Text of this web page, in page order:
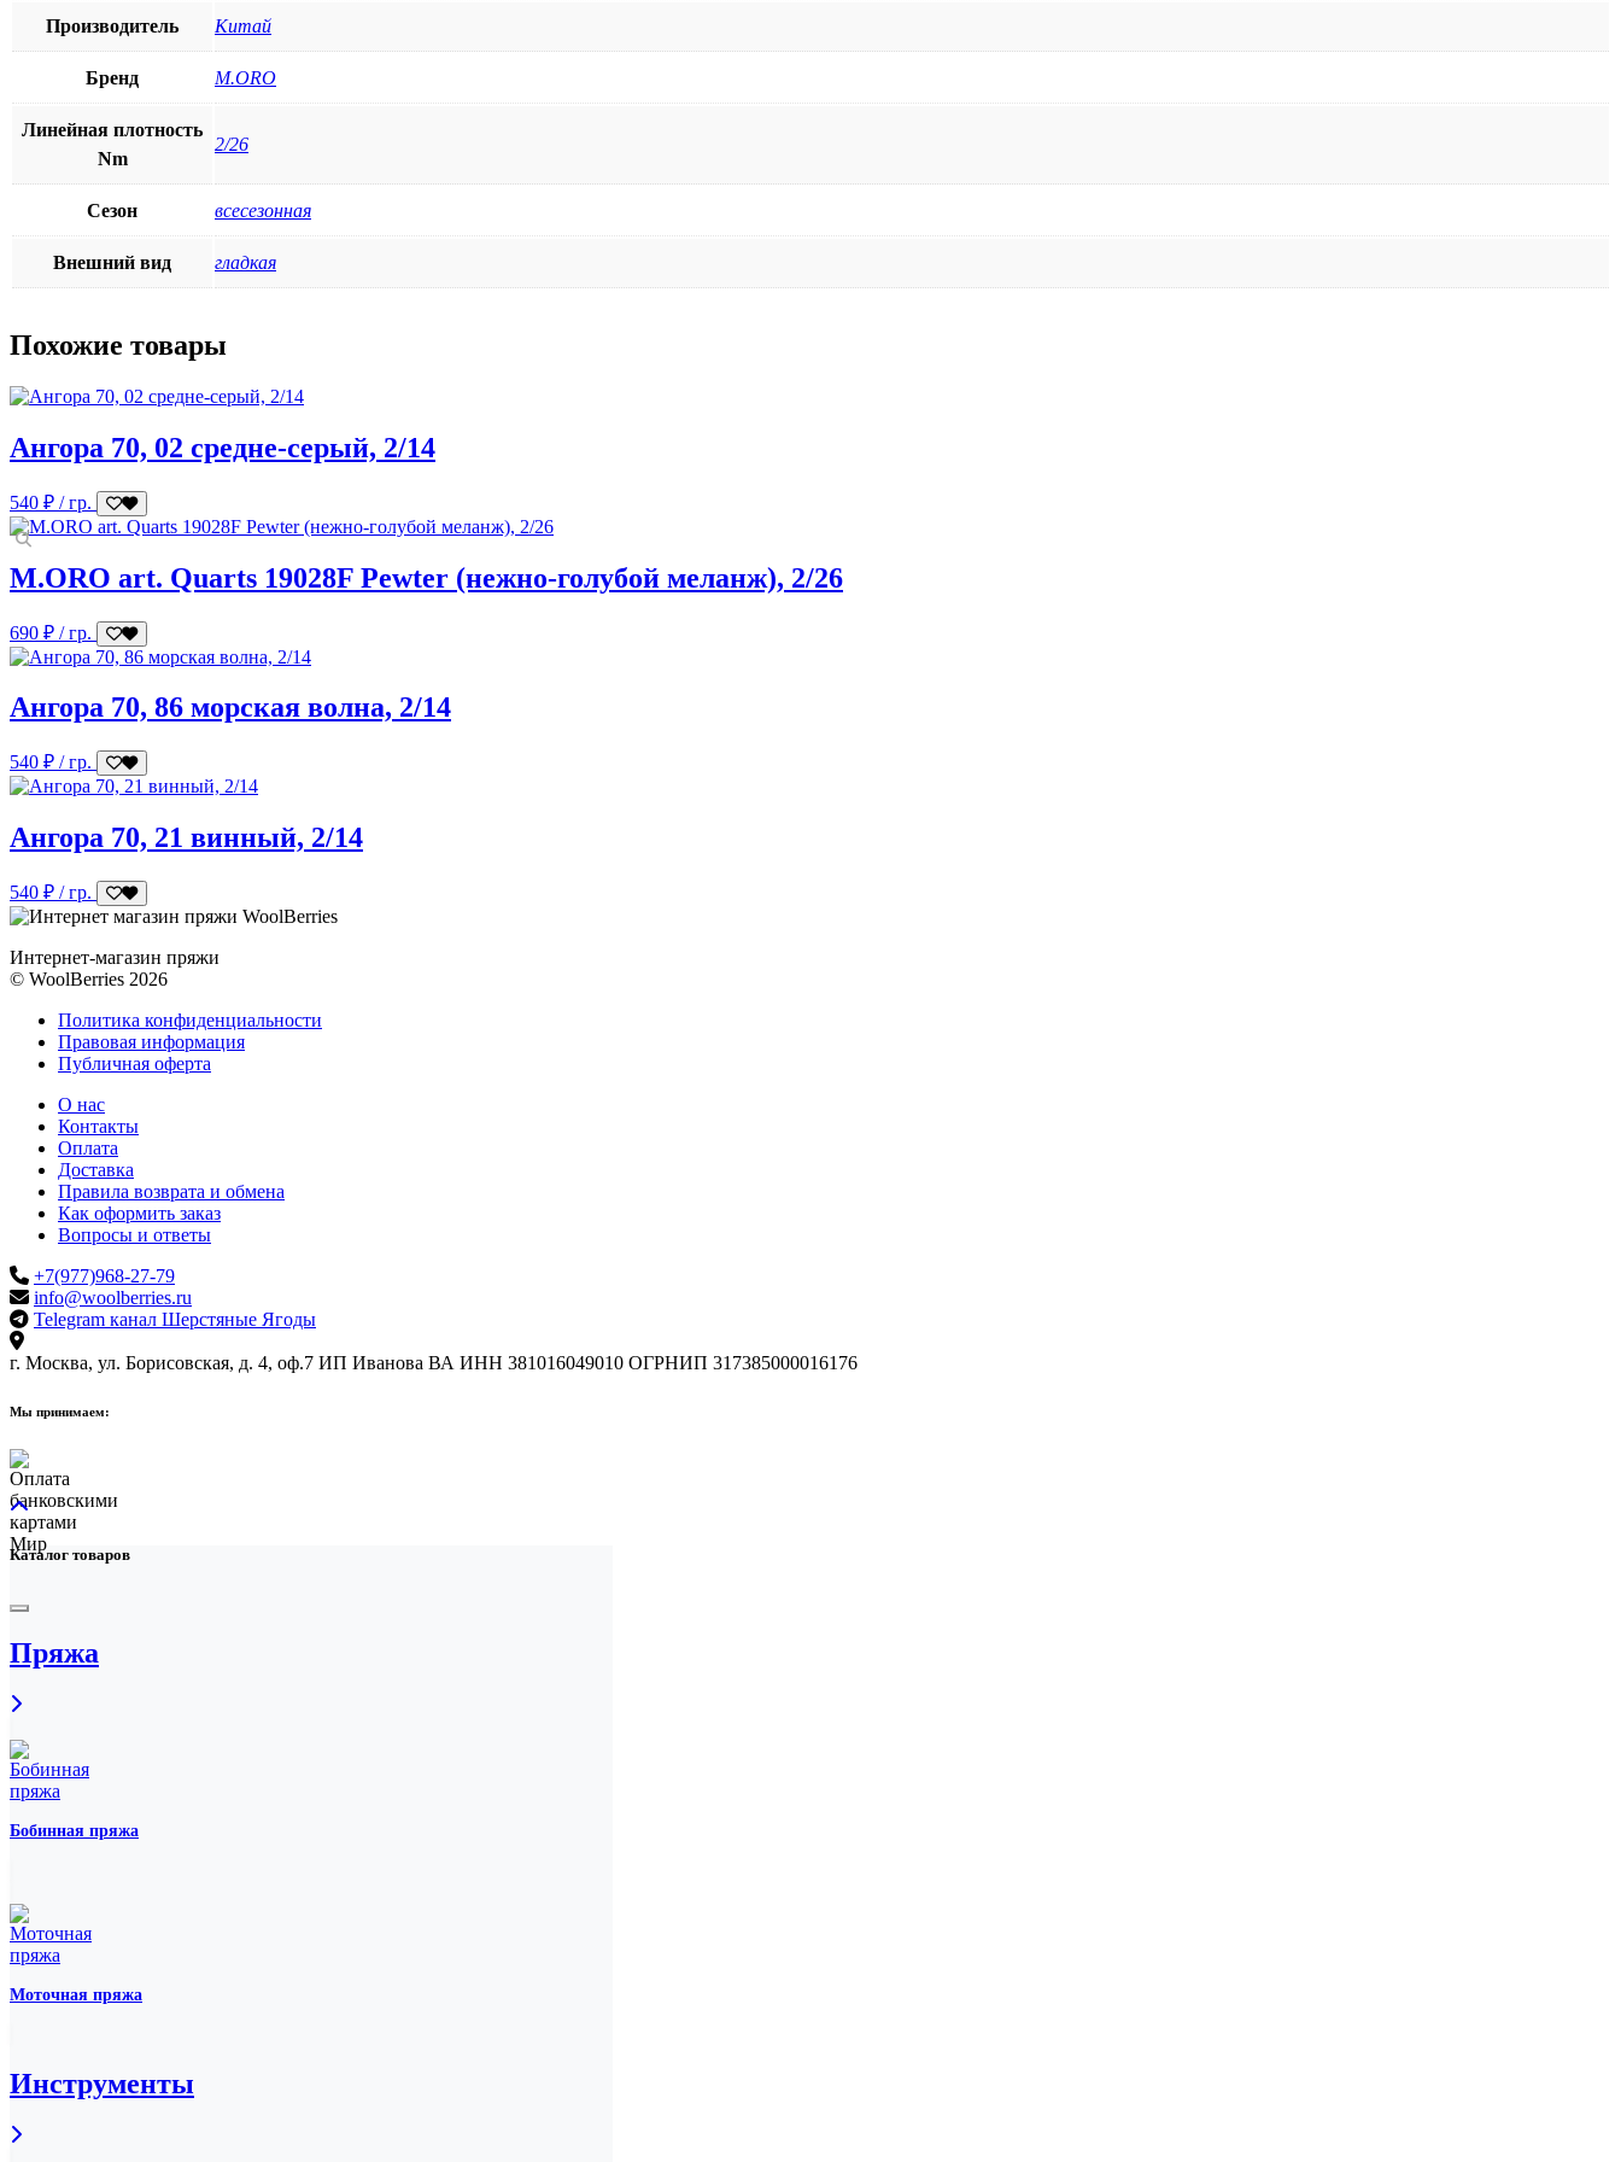
Производитель Китай
Бренд M.ORO
Линейная плотность
Nm
2/26
Сезон всесезонная
Внешний вид гладкая
Похожие товары
Ангора 70, 02 средне-серый, 2/14
540 ₽ / гр.
M.ORO art. Quarts 19028F Pewter (нежно-голубой меланж), 2/26
690 ₽ / гр.
Ангора 70, 86 морская волна, 2/14
540 ₽ / гр.
Ангора 70, 21 винный, 2/14
540 ₽ / гр.
Интернет-магазин пряжи
© WoolBerries 2026
Политика конфиденциальности
Правовая информация
Публичная оферта
О нас
Контакты
Оплата
Доставка
Правила возврата и обмена
Как оформить заказ
Вопросы и ответы
+7(977)968-27-79
info@woolberries.ru
Telegram канал Шерстяные Ягоды
г. Москва, ул. Борисовская, д. 4, оф.7 ИП Иванова ВА ИНН 381016049010 ОГРНИП 317385000016176
Мы принимаем:
Каталог товаров
Пряжа
Бобинная пряжа
Моточная пряжа
Инструменты